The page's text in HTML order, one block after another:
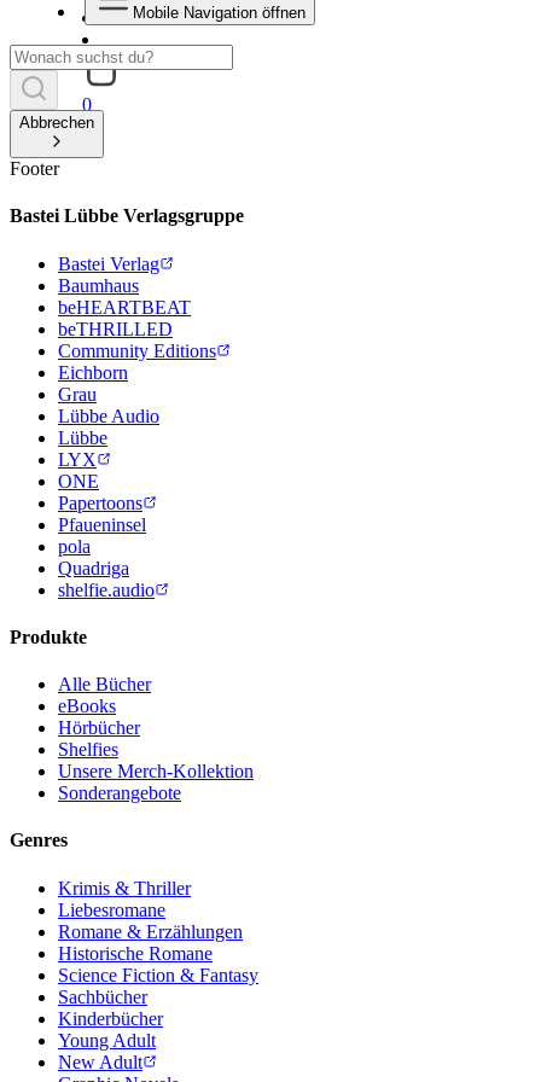
0
Mobile Navigation öffnen
Abbrechen
Footer
Bastei Lübbe Verlagsgruppe
Bastei Verlag
Baumhaus
beHEARTBEAT
beTHRILLED
Community Editions
Eichborn
Grau
Lübbe Audio
Lübbe
LYX
ONE
Papertoons
Pfaueninsel
pola
Quadriga
shelfie.audio
Produkte
Alle Bücher
eBooks
Hörbücher
Shelfies
Unsere Merch-Kollektion
Sonderangebote
Genres
Krimis & Thriller
Liebesromane
Romane & Erzählungen
Historische Romane
Science Fiction & Fantasy
Sachbücher
Kinderbücher
Young Adult
New Adult